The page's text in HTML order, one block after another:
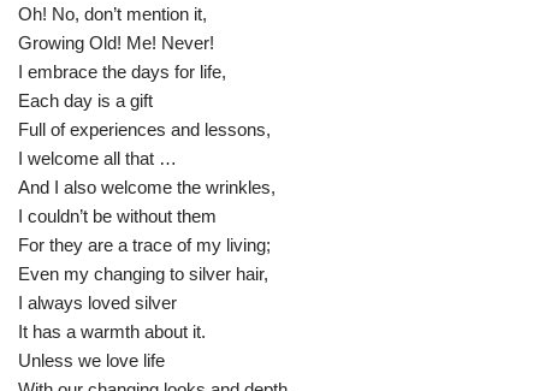
Oh! No, don’t mention it,
Growing Old! Me! Never!
I embrace the days for life,
Each day is a gift
Full of experiences and lessons,
I welcome all that …
And I also welcome the wrinkles,
I couldn’t be without them
For they are a trace of my living;
Even my changing to silver hair,
I always loved silver
It has a warmth about it.
Unless we love life